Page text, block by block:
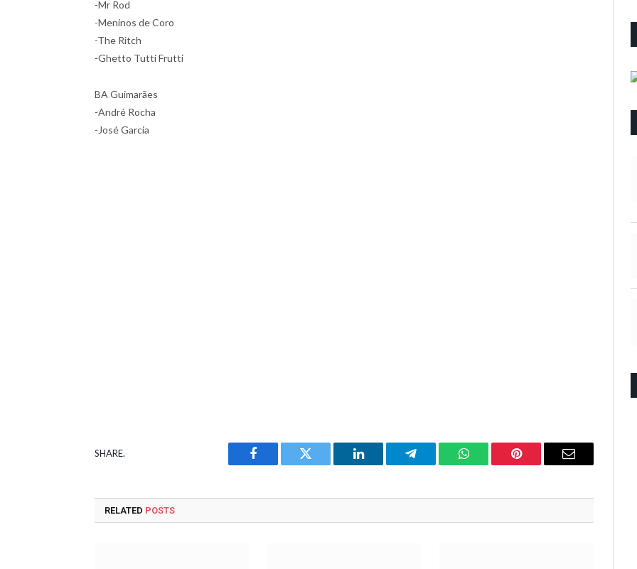
-Mr Rod
-Meninos de Coro
-The Ritch
-Ghetto Tutti Frutti
BA Guimarães
-André Rocha
-José Garcia
SHARE.
Facebook Twitter LinkedIn Telegram WhatsAppPinterest Email
RELATED POSTS